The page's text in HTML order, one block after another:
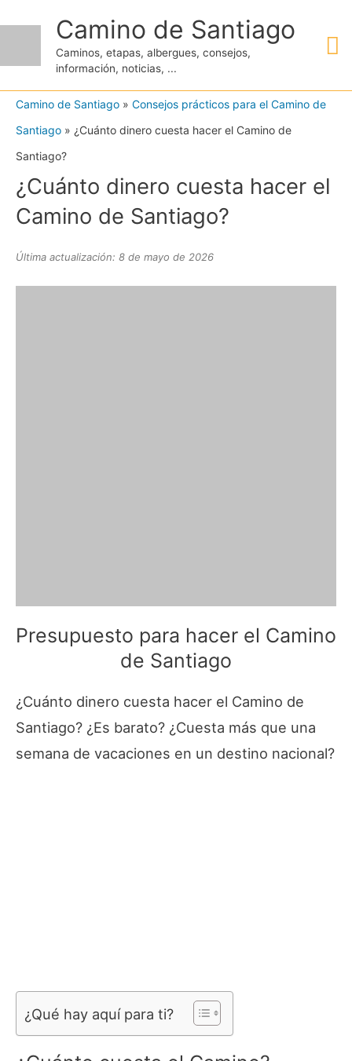
contenido
Camino de Santiago
Caminos, etapas, albergues, consejos,
información, noticias, ...
Camino de Santiago » Consejos prácticos para el Camino de
Santiago » ¿Cuánto dinero cuesta hacer el Camino de
Santiago?
¿Cuánto dinero cuesta hacer el
Camino de Santiago?
Última actualización: 8 de mayo de 2026
Presupuesto para hacer el Camino
de Santiago
¿Cuánto dinero cuesta hacer el Camino de
Santiago? ¿Es barato? ¿Cuesta más que una
semana de vacaciones en un destino nacional?
¿Qué hay aquí para ti?